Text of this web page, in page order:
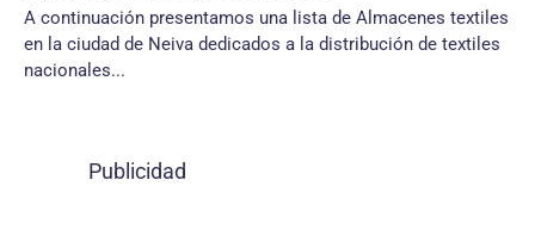
A continuación presentamos una lista de Almacenes textiles
en la ciudad de Neiva dedicados a la distribución de textiles
nacionales...
Publicidad